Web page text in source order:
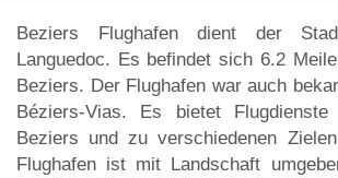
Beziers Flughafen dient der
Languedoc. Es befindet sich 6.2
Beziers. Der Flughafen war auch
Béziers-Vias. Es bietet Flugdienste
Beziers und zu verschiedenen
Flughafen ist mit Landschaft